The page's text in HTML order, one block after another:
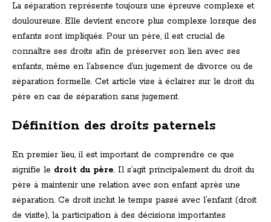
La séparation représente toujours une épreuve complexe et
douloureuse. Elle devient encore plus complexe lorsque des
enfants sont impliqués. Pour un père, il est crucial de
connaître ses droits afin de préserver son lien avec ses
enfants, même en l’absence d’un jugement de divorce ou de
séparation formelle. Cet article vise à éclairer sur le droit du
père en cas de séparation sans jugement.
Définition des droits paternels
En premier lieu, il est important de comprendre ce que
signifie le droit du père. Il s’agit principalement du droit du
père à maintenir une relation avec son enfant après une
séparation. Ce droit inclut le temps passé avec l’enfant (droit
de visite), la participation à des décisions importantes